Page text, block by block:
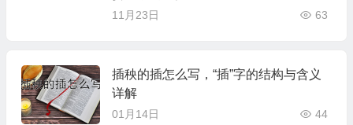
11月23日 63
插秧的插怎么写，“插”字的结构与含义
详解
01月14日 44